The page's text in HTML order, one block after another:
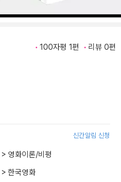
100자평 1편 리뷰 0편
신간알림 신청
> 영화이론/비평
> 한국영화